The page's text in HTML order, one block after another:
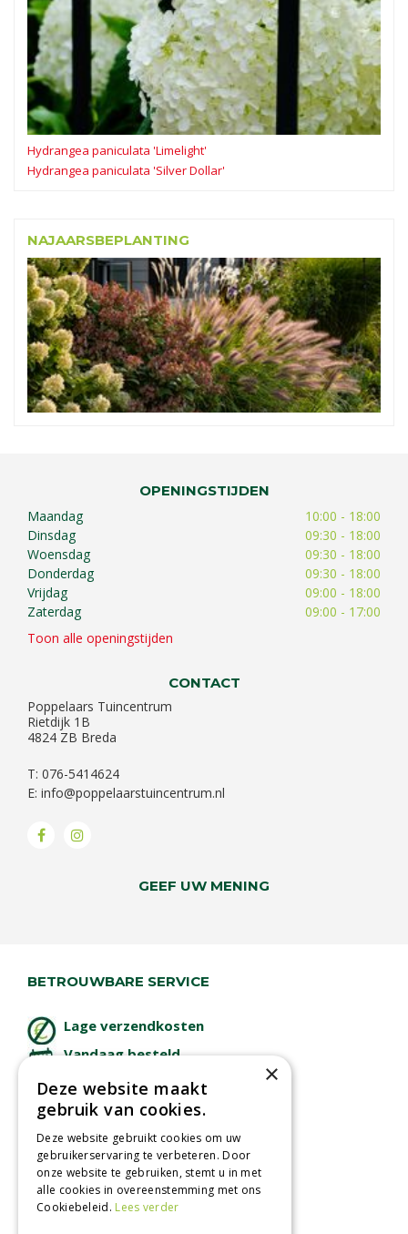
Hydrangea paniculata 'Limelight'
Hydrangea paniculata 'Silver Dollar'
NAJAARSBEPLANTING
OPENINGSTIJDEN
Maandag
10:00 - 18:00
Dinsdag
09:30 - 18:00
Woensdag
09:30 - 18:00
Donderdag
09:30 - 18:00
Vrijdag
09:00 - 18:00
Zaterdag
09:00 - 17:00
Toon alle openingstijden
CONTACT
Poppelaars Tuincentrum
Rietdijk 1B
4824 ZB Breda
T: 076-5414624
E: info@poppelaarstuincentrum.nl
GEEF UW MENING
BETROUWBARE SERVICE
Lage verzendkosten
Vandaag besteld
Afhalen in tuincentrum
Betaal veilig
met iDeal - Wero
×
Deze website maakt
gebruik van cookies.
Deze website gebruikt cookies om uw
gebruikerservaring te verbeteren. Door
onze website te gebruiken, stemt u in met
alle cookies in overeenstemming met ons
Cookiebeleid. Lees verder